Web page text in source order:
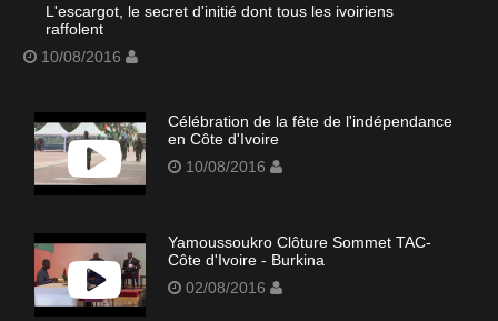
L'escargot, le secret d'initié dont tous les ivoiriens
raffolent
10/08/2016
Célébration de la fête de l'indépendance
en Côte d'Ivoire
10/08/2016
Yamoussoukro Clôture Sommet TAC-
Côte d'Ivoire - Burkina
02/08/2016